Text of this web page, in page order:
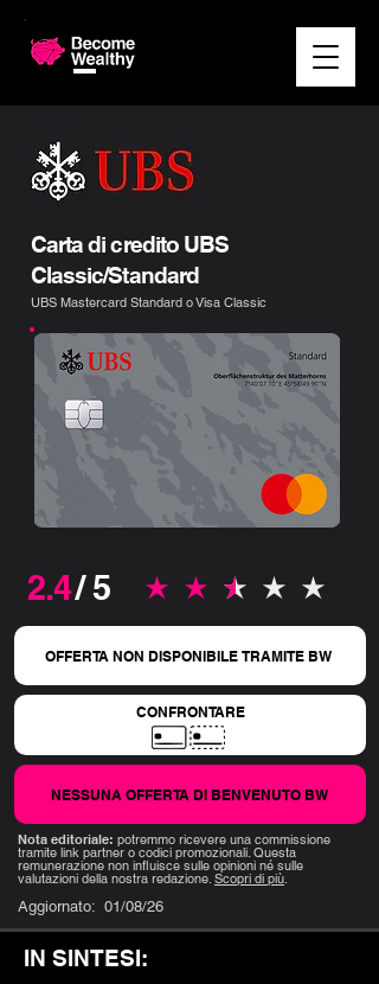
Carta di credito UBS
Classic/Standard
UBS Mastercard Standard o Visa Classic
2.4/ 5 la valutazione media è 2.4 su 5
OFFERTA NON DISPONIBILE TRAMITE BW
CONFRONTARE
NESSUNA OFFERTA DI BENVENUTO BW
Nota editoriale: potremmo ricevere una commissione
tramite link partner o codici promozionali. Questa
remunerazione non influisce sulle opinioni né sulle
valutazioni della nostra redazione. Scopri di più.
01/08/26
Aggiornato:
IN SINTESI: